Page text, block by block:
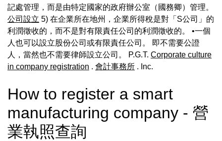
記處管理，而是由特定國家的政府辦公室（國務卿）管理。
公司設立 5) 在企業所在地州，企業所得稅是對「S公司」的
利潤徵收的，而不是對有限責任公司的利潤徵收的。 •一個
人也可以設立股份公司或有限責任公司。 即不需要公證
人，當然也不需要律師設立公司。 P.G.T. Corporate culture
in company registration . 會計事務所 . Inc.
How to register a smart
manufacturing company - 營
業執照查詢